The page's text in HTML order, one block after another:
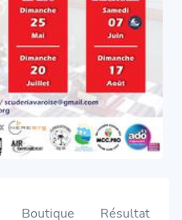
Boutique Résultats